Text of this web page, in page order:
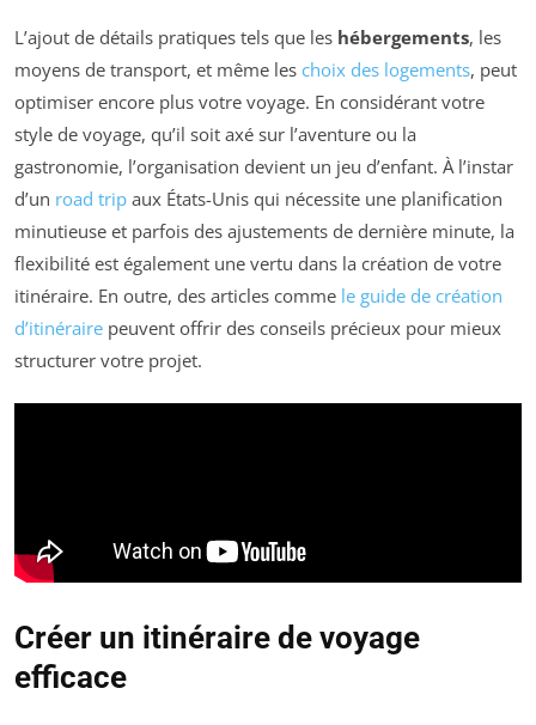
L’ajout de détails pratiques tels que les hébergements, les
moyens de transport, et même les choix des logements, peut
optimiser encore plus votre voyage. En considérant votre
style de voyage, qu’il soit axé sur l’aventure ou la
gastronomie, l’organisation devient un jeu d’enfant. À l’instar
d’un road trip aux États-Unis qui nécessite une planification
minutieuse et parfois des ajustements de dernière minute, la
flexibilité est également une vertu dans la création de votre
itinéraire. En outre, des articles comme le guide de création
d’itinéraire peuvent offrir des conseils précieux pour mieux
structurer votre projet.
Créer un itinéraire de voyage
efficace